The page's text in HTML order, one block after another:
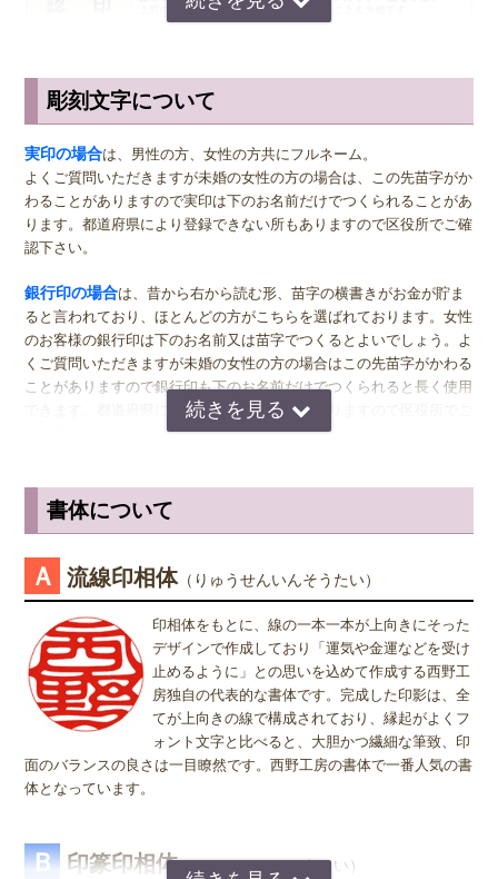
サイズ選びのアドバイス
実印の男性用は、堂々とした大きいサイズの直径16.5ミリまたは18.0
ミリがおすすめです。女性用の実印でフルネームの場合は、15.0ミ
リ。女性用の実印で名のみの場合は、13.5ミリがおすすめです。女性
の方でご結婚されている場合は、ご主人様より小さいものをお選びに
なるのが一般的ですが、同じ大きさの実印でも問題ございません。女
女関係なく大きいものをおすすめします。代表者としての実印をお作
り下さい。印材によっては、21.0ミリもご用意しています。ご入用の
際は、各商品ページにてご確認ください。
銀行印の男性用は、16.5ミリがおすすめです。女性用は、13.5ミリ
小さ目の10.5ミリが無難かもしれません。女性用は、10.5ミリがおす
すめです。
※実印・銀行印・認印の表記は、当店で分類上分けさせて頂いており
ますが、銀行印をご注文された場合でも、実印や認印として、また
も問題ありません。ご使用用途は、お客様のご判断でご使用頂けま
す。
彫刻文字について
実印の場合は、男性の方、女性の方共にフルネーム。
よくご質問いただきますが未婚の女性の方の場合は、この先苗字がか
わることがありますので実印は下のお名前だけでつくられることがあ
ります。都道府県により登録できない所もありますので区役所でご確
認下さい。
銀行印の場合は、昔から右から読む形、苗字の横書きがお金が貯ま
ると言われており、ほとんどの方がこちらを選ばれております。女性
のお客様の銀行印は下のお名前又は苗字でつくるとよいでしょう。よ
くご質問いただきますが未婚の女性の方の場合はこの先苗字がかわる
ことがありますので銀行印も下のお名前だけでつくられると長く使用
できます。都道府県により登録できない所もありますので区役所でご
が書いてあるのか読めるほうがいいかと思いますので当店では風格を
出すならテンショ体、味わい深いものなら読みやすい印相体をオスス
姓または名で、漢字1文字のお客様
『書体』をお選び頂く際、漢字一文字のお客様の場合は "たて" "ヨ
コ" どちらを選択すればよいのかお問い合わせを頂きます。 "たて"
"ヨコ" どちらを選んで頂いても、選択によりデザインが変わること
はございませんので "たて" "ヨコ" どちらかをご選択願います。
書体について
Ａ 流線印相体（りゅうせんいんそうたい）
印相体をもとに、線の一本一本が上向きにそった
デザインで作成しており「運気や金運などを受け
止めるように」との思いを込めて作成する西野工
房独自の代表的な書体です。完成した印影は、全
てが上向きの線で構成されており、縁起がよくフ
ォント文字と比べると、大胆かつ繊細な筆致、印
面のバランスの良さは一目瞭然です。西野工房の書体で一番人気の書
体となっています。
Ｂ 印篆印相体 （いんてんいんそうたい）